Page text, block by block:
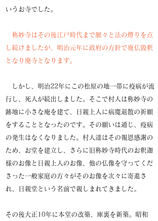
いうお寺でした。
称妙寺はその後江戸時代まで脈々と法の燈りを点
し続けましたが、明治元年に政府の方針で廃仏毀釈
となり廃寺となります。
しかし、明治22年にこの松原の地一帯に疫病が流
行し、死人が続出しました。そこで村人は称妙寺の
跡地に小さな庵を建て、日親上人に病魔退散の祈願
をすることとなったのです。その願いは通じ、疫病
の発生はなくなりました。村人達はその報恩感謝の
ため、お堂を建立し、さらに旧称妙寺時代のお釈迦
様のお像と日親上人のお像、他の仏像を守ってくだ
さった一般家庭の方々がそのお像を次々に寄進さ
れ、日親堂という名前で親しまれてきました。
その後大正10年に本堂の改築、庫裏を新築。昭和